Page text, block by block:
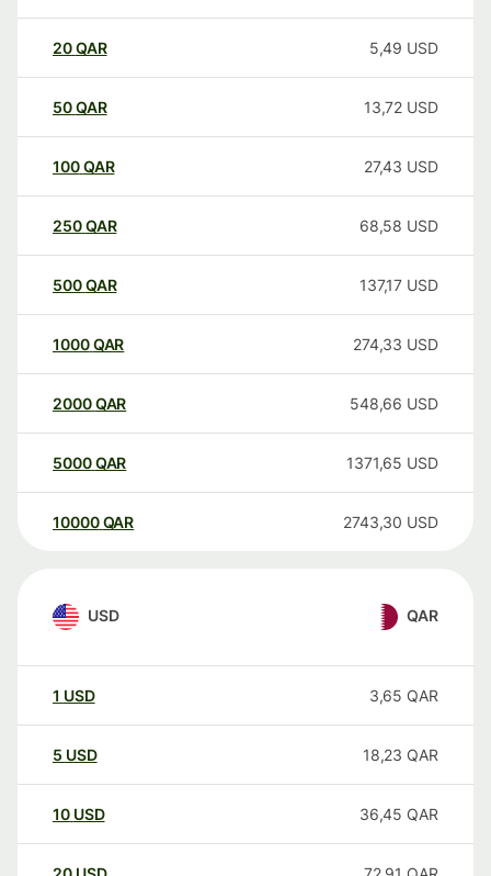
20QAR 5,49 USD
50QAR 13,72 USD
100QAR 27,43 USD
250QAR 68,58 USD
500QAR 137,17 USD
1000QAR 274,33 USD
2000QAR 548,66 USD
5000QAR 1371,65 USD
10000 QAR 2743,30 USD
USD QAR
1 USD 3,65 QAR
5 USD 18,23 QAR
10 USD 36,45 QAR